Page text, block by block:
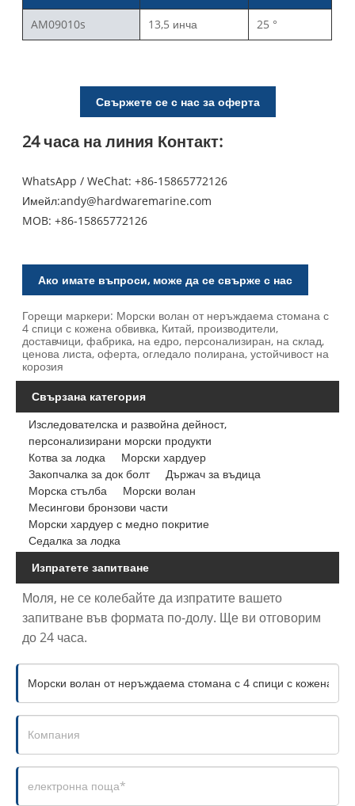
AM09010s 13,5 инча 25 °
Свържете се с нас за оферта
24 часа на линия Контакт:
WhatsApp / WeChat: +86-15865772126
Имейл:andy@hardwaremarine.com
MOB:+86-15865772126
Ако имате въпроси, може да се свърже с нас
Горещи маркери: Морски волан от неръждаема стомана с
4 спици с кожена обвивка, Китай, производители,
доставчици, фабрика, на едро, персонализиран, на склад,
ценова листа, оферта, огледало полирана, устойчивост на
корозия
Свързана категория
Изследователска и развойна дейност,
персонализирани морски продукти
Котва за лодка
Морски хардуер
Закопчалка за док болт
Държач за въдица
Морска стълба
Морски волан
Месингови бронзови части
Морски хардуер с медно покритие
Седалка за лодка
Изпратете запитване
Моля, не се колебайте да изпратите вашето
запитване във формата по-долу. Ще ви отговорим
до 24 часа.